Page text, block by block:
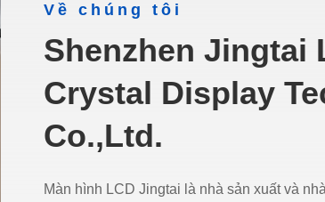
Về chúng tôi
Shenzhen Jingtai
Crystal Display
Co.,Ltd.
Màn hình LCD Jingtai là nhà sản xuất và